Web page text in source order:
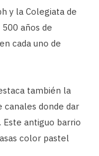
y la Colegiata de
años de
cada uno de
también la
canales donde dar
Este antiguo barrio
color pastel